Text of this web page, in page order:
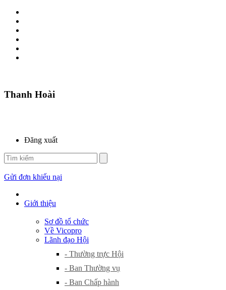
Thanh Hoài
Đăng xuất
Gửi đơn khiếu nại
Giới thiệu
Sơ đồ tổ chức
Về Vicopro
Lãnh đạo Hội
- Thường trực Hội
- Ban Thường vụ
- Ban Chấp hành